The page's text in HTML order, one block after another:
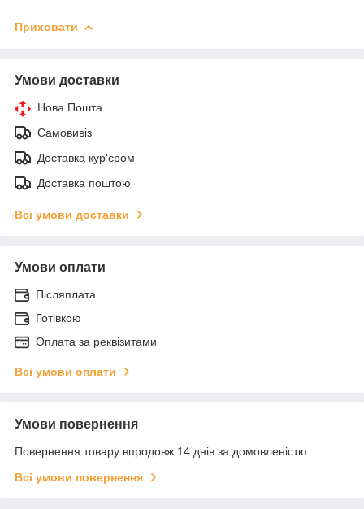
Приховати
Умови доставки
Нова Пошта
Самовивіз
Доставка кур'єром
Доставка поштою
Всі умови доставки
Умови оплати
Післяплата
Готівкою
Оплата за реквізитами
Всі умови оплати
Умови повернення
Повернення товару впродовж 14 днів за домовленістю
Всі умови повернення